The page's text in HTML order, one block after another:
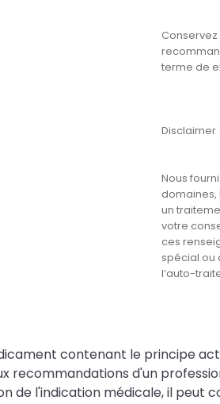
terme de
Disclaimer
Nous
domaines,
un
votre
ces
spécial ou
l’auto-
contenant le principe
recommandations d'un
de l'indication médicale, il